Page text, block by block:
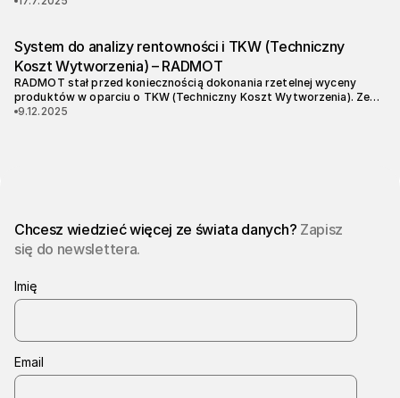
System do analizy rentowności i TKW (Techniczny
Koszt Wytworzenia) – RADMOT
RADMOT stał przed koniecznością dokonania rzetelnej wyceny
produktów w oparciu o TKW (Techniczny Koszt Wytworzenia). Ze
względu na dynamiczny wzrost działalności, a przez to istotny
9.12.2025
Chcesz wiedzieć więcej ze świata danych? Zapisz
się do newslettera.
Imię
Email